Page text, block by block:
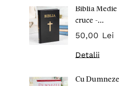
Biblia Medie
cruce -
Cartonata
50,00 Lei
Detalii
Cu